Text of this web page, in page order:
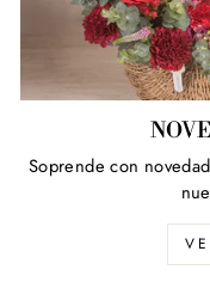
Soprende con